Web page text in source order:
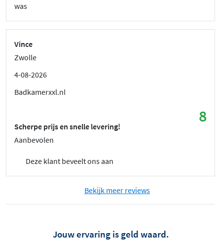
was
Vince
Zwolle
4-08-2026
Badkamerxxl.nl
8
Scherpe prijs en snelle levering!
Aanbevolen
Deze klant beveelt ons aan
Bekijk meer reviews
Jouw ervaring is geld waard.